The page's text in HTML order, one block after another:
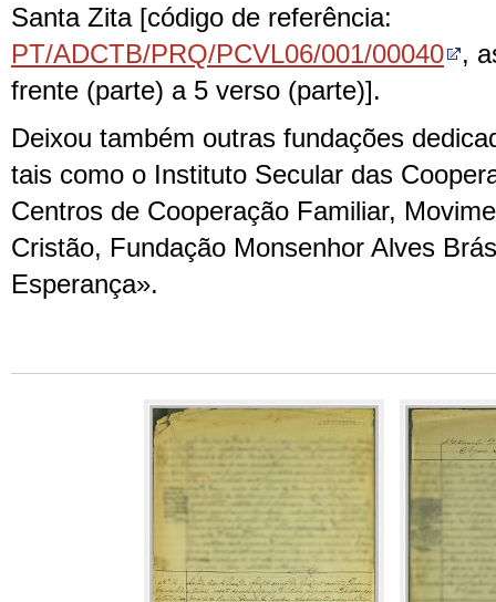
Santa Zita [código de referência:
PT/ADCTB/PRQ/PCVL06/001/00040
,
frente (parte) a 5 verso (parte)].
Deixou também outras fundações
tais como o Instituto Secular das
Centros de Cooperação Familiar,
Cristão, Fundação Monsenhor Alves
Esperança».